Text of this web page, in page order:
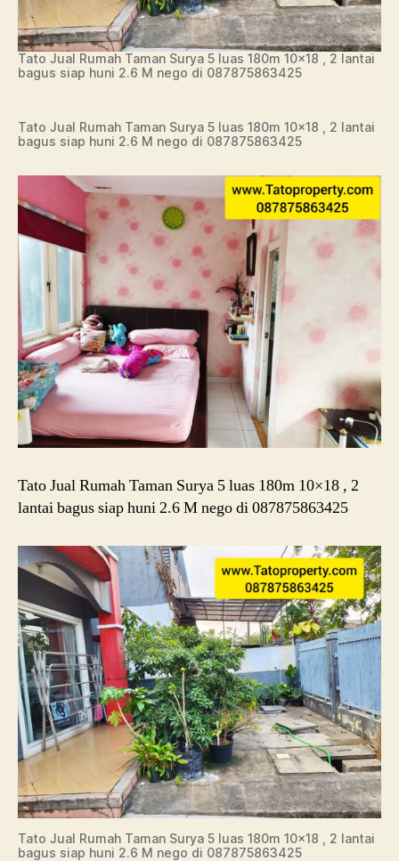
Tato Jual Rumah Taman Surya 5 luas 180m 10×18 , 2 lantai
bagus siap huni 2.6 M nego di 087875863425
Tato Jual Rumah Taman Surya 5 luas 180m 10×18 , 2 lantai
bagus siap huni 2.6 M nego di 087875863425
Tato Jual Rumah Taman Surya 5 luas 180m 10×18 , 2
lantai bagus siap huni 2.6 M nego di 087875863425
Tato Jual Rumah Taman Surya 5 luas 180m 10×18 , 2 lantai
bagus siap huni 2.6 M nego di 087875863425